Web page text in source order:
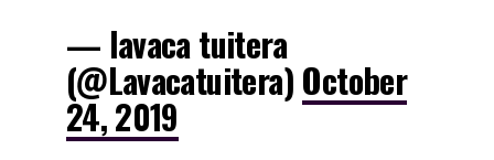
— lavaca tuitera
(@Lavacatuitera) October
24, 2019